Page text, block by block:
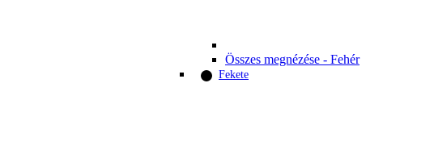
Összes megnézése - Fehér
Fekete